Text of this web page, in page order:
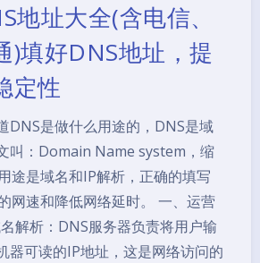
地址大全(含电信、
)填好DNS地址，提
定性
DNS是做什么用途的，DNS是域
叫：Domain Name system，缩
途是域名和IP解析，正确的填写
网速和降低网络延时。 一、运营
解析：DNS服务器负责将用户输
器可读的IP地址，这是网络访问的